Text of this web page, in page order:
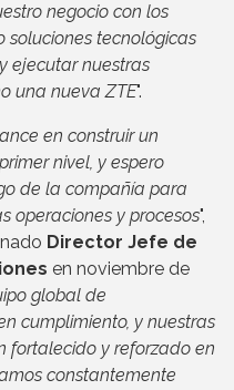
negocio con los
soluciones tecnológicas
ejecutar nuestras
una nueva ZTE".
en construir un
nivel, y espero
de la compañía para
operaciones y procesos",
Director Jefe de
en noviembre de
global de
cumplimiento, y nuestras
fortalecido y reforzado en
constantemente